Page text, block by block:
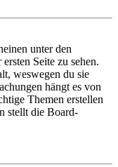
unter den
Seite zu sehen.
weswegen du sie
hängt es von
Themen erstellen
stellt die Board-